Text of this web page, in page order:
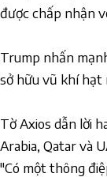
được chấp nhận
Trump nhấn
sở hữu vũ khí hạt
Tờ Axios dẫn lời
Arabia, Qatar và
"Có một thông